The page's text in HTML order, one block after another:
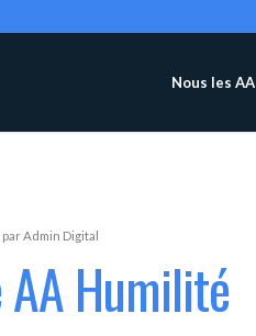
Nous les AA
parAdmin Digital
Humilité